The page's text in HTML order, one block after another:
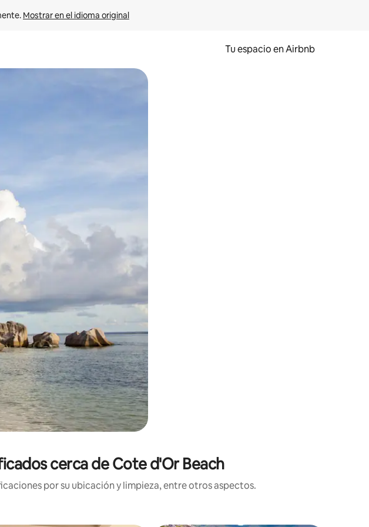
Mostrar en el idioma original
Tu espacio en Airbnb
arriba y hacia abajo, o bien tocando y deslizando la pantalla.
cerca de Cote d'Or Beach
por su ubicación y limpieza, entre otros aspectos.